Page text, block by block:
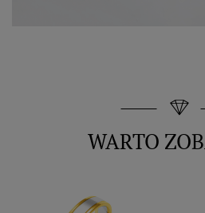
WARTO